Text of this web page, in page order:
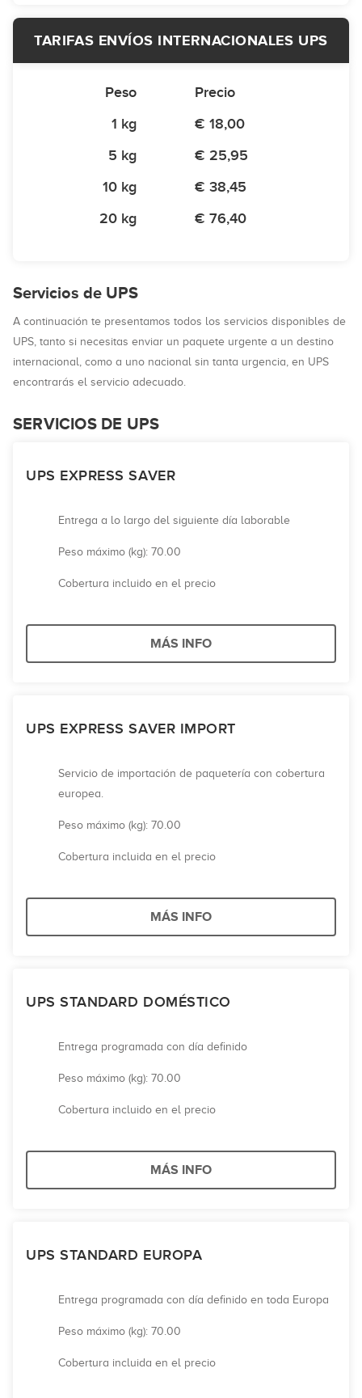
TARIFAS ENVÍOS INTERNACIONALES UPS
Peso
Precio
1 kg
€ 18,00
5 kg
€ 25,95
10 kg
€ 38,45
20 kg
€ 76,40
Servicios de UPS
A continuación te presentamos todos los servicios disponibles de
UPS, tanto si necesitas enviar un paquete urgente a un destino
internacional, como a uno nacional sin tanta urgencia, en UPS
encontrarás el servicio adecuado.
SERVICIOS DE UPS
UPS EXPRESS SAVER
Entrega a lo largo del siguiente día laborable
Peso máximo (kg): 70.00
Cobertura incluido en el precio
MÁS INFO
UPS EXPRESS SAVER IMPORT
Servicio de importación de paquetería con cobertura
europea.
Peso máximo (kg): 70.00
Cobertura incluida en el precio
MÁS INFO
UPS STANDARD DOMÉSTICO
Entrega programada con día definido
Peso máximo (kg): 70.00
Cobertura incluido en el precio
MÁS INFO
UPS STANDARD EUROPA
Entrega programada con día definido en toda Europa
Peso máximo (kg): 70.00
Cobertura incluida en el precio